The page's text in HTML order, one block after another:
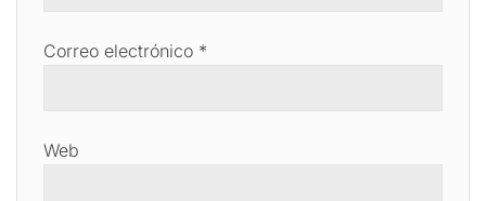
Correo electrónico *
Web